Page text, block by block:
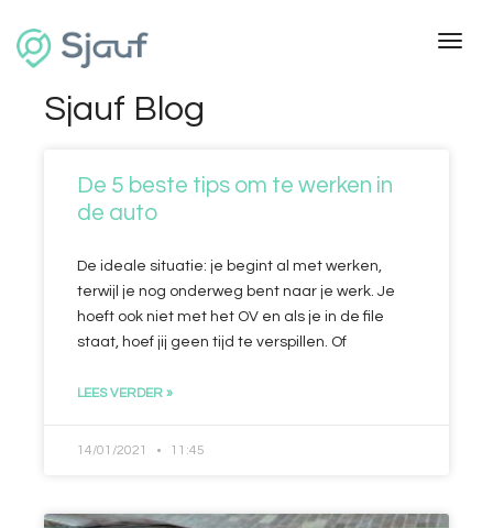
Sjauf Blog
De 5 beste tips om te werken in
de auto
De ideale situatie: je begint al met werken,
terwijl je nog onderweg bent naar je werk. Je
hoeft ook niet met het OV en als je in de file
staat, hoef jij geen tijd te verspillen. Of
LEES VERDER »
14/01/2021 11:45